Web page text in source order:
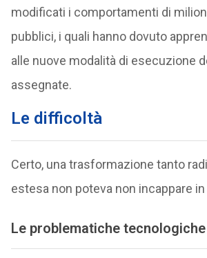
modificati i comportamenti di
pubblici, i quali hanno dovuto
alle nuove modalità di esecuzione
assegnate.
Le difficoltà
Certo, una trasformazione tanto
estesa non poteva non incappare
Le problematiche tecnologiche